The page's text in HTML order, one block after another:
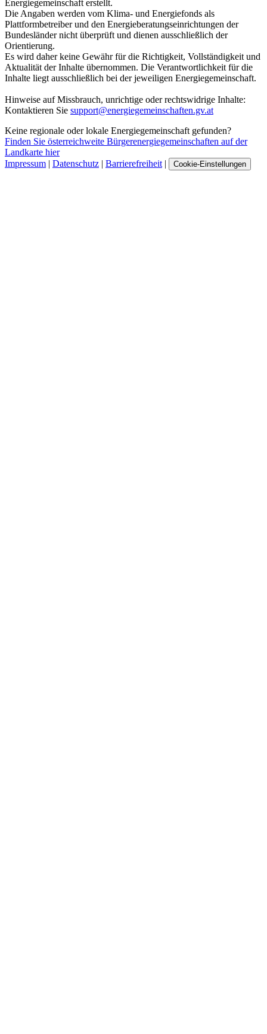
Energiegemeinschaft erstellt.
Die Angaben werden vom Klima- und Energiefonds als
Plattformbetreiber und den Energieberatungseinrichtungen der
Bundesländer nicht überprüft und dienen ausschließlich der
Orientierung.
Es wird daher keine Gewähr für die Richtigkeit, Vollständigkeit und
Aktualität der Inhalte übernommen. Die Verantwortlichkeit für die
Inhalte liegt ausschließlich bei der jeweiligen Energiegemeinschaft.
Hinweise auf Missbrauch, unrichtige oder rechtswidrige Inhalte:
Kontaktieren Sie support@energiegemeinschaften.gv.at
Keine regionale oder lokale Energiegemeinschaft gefunden?
Finden Sie österreichweite Bürgerenergiegemeinschaften auf der
Landkarte hier
Impressum | Datenschutz | Barrierefreiheit | Cookie-Einstellungen